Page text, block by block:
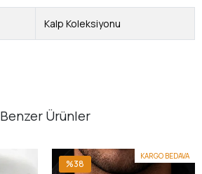
Kalp Koleksiyonu
Benzer Ürünler
KARGO BEDAVA
%38